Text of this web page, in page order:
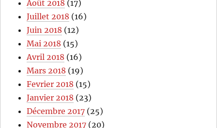
Août 2018 (17)
Juillet 2018 (16)
Juin 2018 (12)
Mai 2018 (15)
Avril 2018 (16)
Mars 2018 (19)
Fevrier 2018 (15)
Janvier 2018 (23)
Décembre 2017 (25)
Novembre 2017 (20)